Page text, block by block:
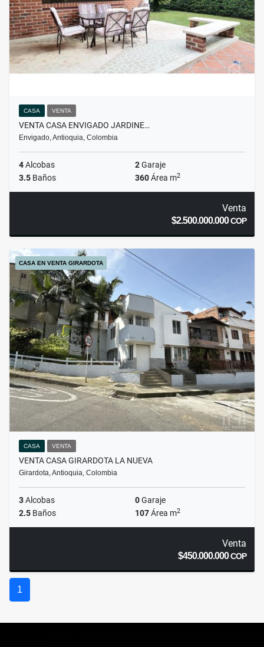
CASA VENTA
VENTA CASA ENVIGADO JARDINE…
Envigado, Antioquia, Colombia
4Alcobas 2Garaje
3.5 Baños 360Área m2
Venta
$2.500.000.000COP
CASA EN VENTA GIRARDOTA
CASA VENTA
VENTA CASA GIRARDOTA LA NUEVA
Girardota, Antioquia, Colombia
3Alcobas 0Garaje
2.5 Baños 107Área m2
Venta
$450.000.000COP
1